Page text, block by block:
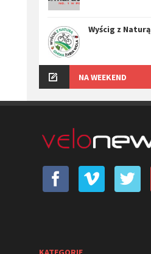
Wyścig z Naturą
NA WEEKEND